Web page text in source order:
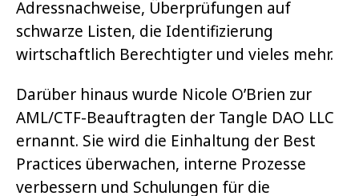
Adressnachweise, Überprüfungen auf
schwarze Listen, die Identifizierung
wirtschaftlich Berechtigter und vieles mehr.
Darüber hinaus wurde Nicole O’Brien zur
AML/CTF-Beauftragten der Tangle DAO LLC
ernannt. Sie wird die Einhaltung der Best
Practices überwachen, interne Prozesse
verbessern und Schulungen für die